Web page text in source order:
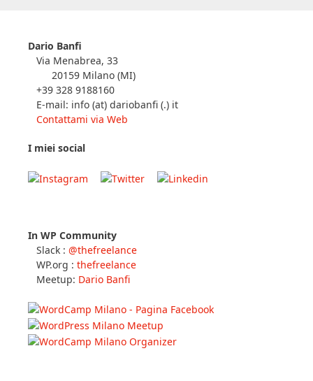
Dario Banfi
Via Menabrea, 33
20159 Milano (MI)
+39 328 9188160
E-mail: info (at) dariobanfi (.) it
Contattami via Web
I miei social
In WP Community
Slack : @thefreelance
WP.org : thefreelance
Meetup: Dario Banfi